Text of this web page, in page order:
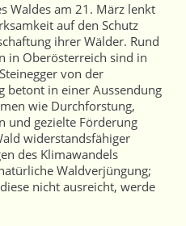
Waldes am 21. März lenkt
auf den Schutz
ihrer Wälder. Rund
in Oberösterreich sind in
von der
betont in einer Aussendung
wie Durchforstung,
und gezielte Förderung
widerstandsfähiger
des Klimawandels
Waldverjüngung;
nicht ausreicht, werde